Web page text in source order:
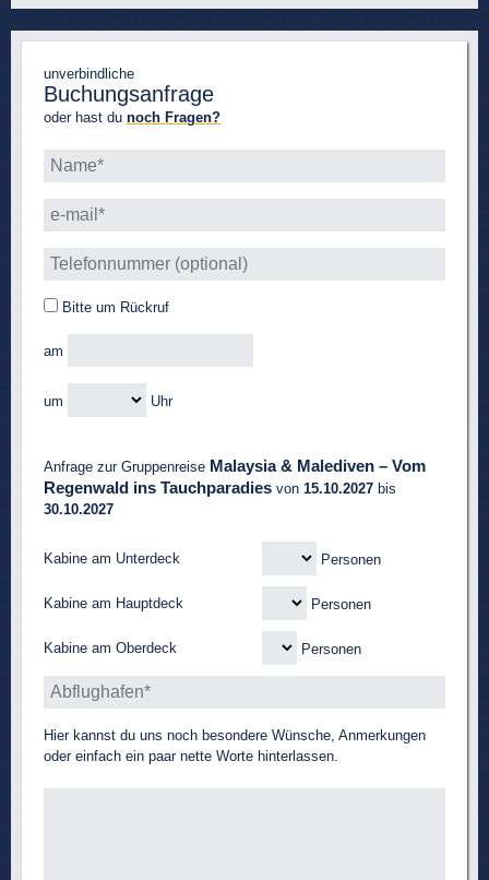
unverbindliche
Buchungsanfrage
oder hast du noch Fragen?
Bitte um Rückruf
am
um Uhr
Anfrage zur Gruppenreise Malaysia & Malediven – Vom
Regenwald ins Tauchparadies von 15.10.2027 bis
30.10.2027
Kabine am Unterdeck Personen
Kabine am Hauptdeck Personen
Kabine am Oberdeck Personen
Hier kannst du uns noch besondere Wünsche, Anmerkungen
oder einfach ein paar nette Worte hinterlassen.